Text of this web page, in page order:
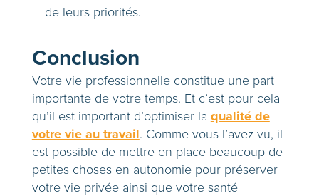
de leurs priorités.
Conclusion
Votre vie professionnelle constitue une part
importante de votre temps. Et c’est pour cela
qu’il est important d’optimiser la qualité de
votre vie au travail. Comme vous l’avez vu, il
est possible de mettre en place beaucoup de
petites choses en autonomie pour préserver
votre vie privée ainsi que votre santé